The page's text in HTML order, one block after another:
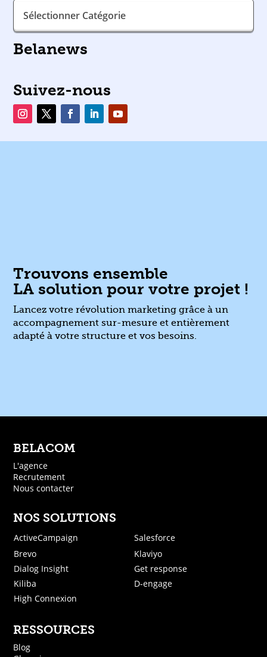
Belanews
Suivez-nous
Trouvons ensemble
LA solution pour votre projet !
Lancez votre révolution marketing grâce à un
accompagnement sur-mesure et entièrement
adapté à votre structure et vos besoins.
BELACOM
L'agence
Recrutement
Nous contacter
NOS SOLUTIONS
ActiveCampaign
Salesforce
Brevo
Klaviyo
Dialog Insight
Get response
Kiliba
D-engage
High Connexion
RESSOURCES
Blog